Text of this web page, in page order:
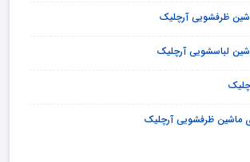
ظرفشویی آرچلیک
لباسشویی آرچلیک
ماشین ظرفشویی آرچلیک